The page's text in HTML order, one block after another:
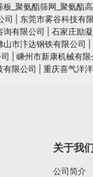
板_聚氨酯筛网_聚氨酯
司
东莞市雾谷科技有
询有限公司 石家庄励
山市汴达钢铁有限公司
嵊州市新康机械有限
有限公司 重庆喜气洋
关于我们
公司简介